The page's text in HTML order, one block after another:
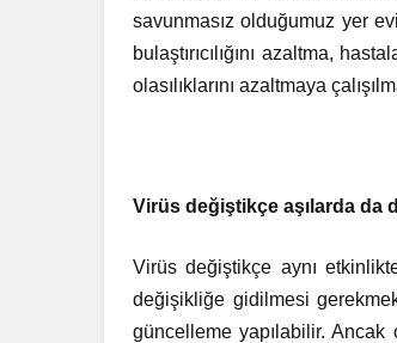
savunmasız olduğumuz yer
bulaştırıcılığını azaltma,
olasılıklarını azaltmaya
Virüs değiştikçe aşılarda da
Virüs değiştikçe aynı
değişikliğe gidilmesi
güncelleme yapılabilir. Ancak